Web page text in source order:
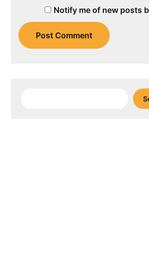
Notify me of new posts